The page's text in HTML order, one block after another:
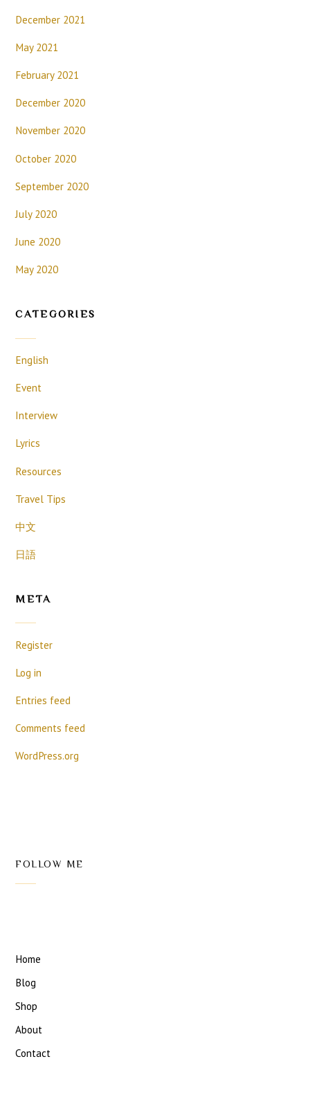
December 2021
May 2021
February 2021
December 2020
November 2020
October 2020
September 2020
July 2020
June 2020
May 2020
CATEGORIES
English
Event
Interview
Lyrics
Resources
Travel Tips
中文
日語
META
Register
Log in
Entries feed
Comments feed
WordPress.org
FOLLOW ME
Home
Blog
Shop
About
Contact